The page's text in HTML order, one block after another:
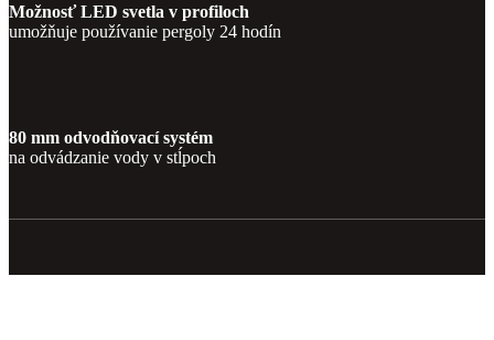
Možnosť LED svetla v profiloch
umožňuje používanie pergoly 24 hodín
80 mm odvodňovací systém
na odvádzanie vody v stĺpoch